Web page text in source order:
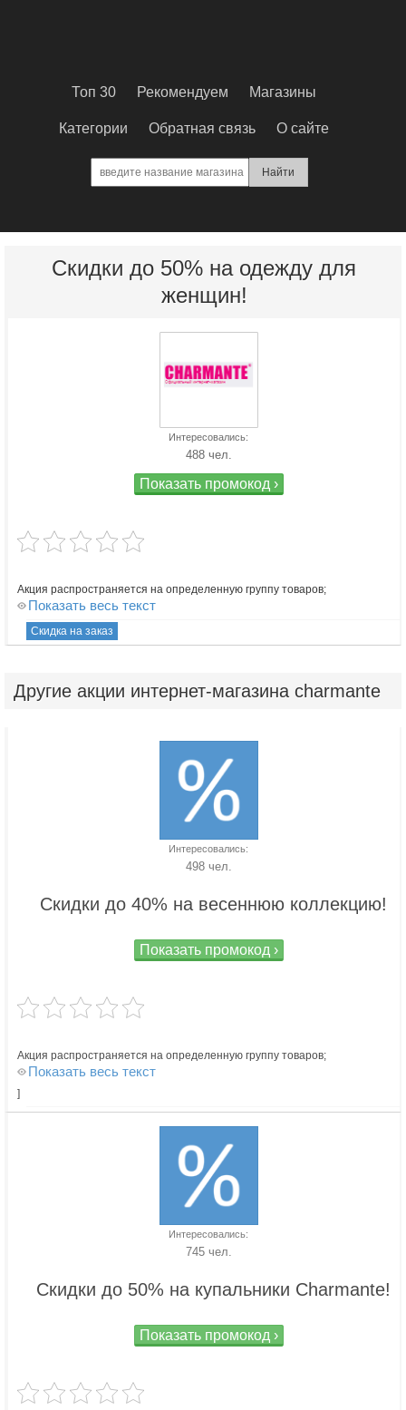
Топ 30 Рекомендуем Магазины
Категории Обратная связь О сайте
Скидки до 50% на одежду для
женщин!
Интересовались:
488 чел.
Показать промокод ›
Акция распространяется на определенную группу товаров;
Показать весь текст
Скидка на заказ
Другие акции интернет-магазина charmante
Интересовались:
498 чел.
Скидки до 40% на весеннюю коллекцию!
Показать промокод ›
Акция распространяется на определенную группу товаров;
Показать весь текст
]
Интересовались:
745 чел.
Скидки до 50% на купальники Charmante!
Показать промокод ›